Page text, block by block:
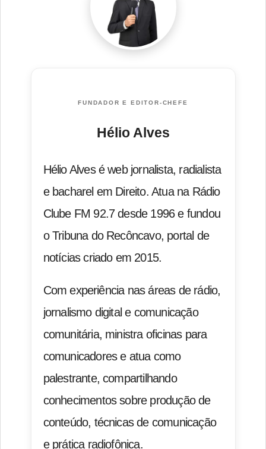
FUNDADOR E EDITOR-CHEFE
Hélio Alves
Hélio Alves é web jornalista, radialista
e bacharel em Direito. Atua na Rádio
Clube FM 92.7 desde 1996 e fundou
o Tribuna do Recôncavo, portal de
notícias criado em 2015.
Com experiência nas áreas de rádio,
jornalismo digital e comunicação
comunitária, ministra oficinas para
comunicadores e atua como
palestrante, compartilhando
conhecimentos sobre produção de
conteúdo, técnicas de comunicação
e prática radiofônica.